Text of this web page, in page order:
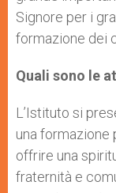
Signore per i
formazione dei
Quali sono le
L’Istituto si
una formazione
offrire una
fraternità e